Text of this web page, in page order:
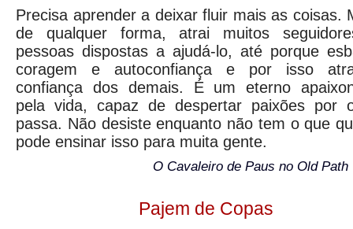
Precisa aprender a deixar fluir mais as coisas.
de qualquer forma, atrai muitos
pessoas dispostas a ajudá-lo, até porque
coragem e autoconfiança e por isso
confiança dos demais. É um eterno
pela vida, capaz de despertar paixões por
passa. Não desiste enquanto não tem o que
pode ensinar isso para muita gente.
O Cavaleiro de Paus no Old Path
Pajem de Copas